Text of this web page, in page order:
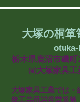
大塚の桐箪
栃木県鹿沼市磯町
㈲大塚家具工
大塚家具工業では・
統工芸品岩谷堂箪笥